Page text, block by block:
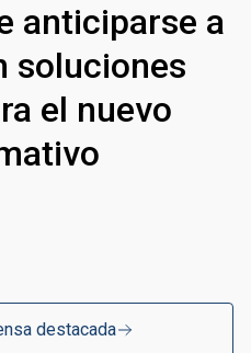
anticiparse a
soluciones
el nuevo
destacada